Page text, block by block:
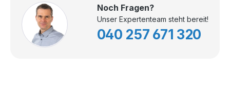
Noch Fragen?
Unser Expertenteam steht bereit!
040 257 671 320